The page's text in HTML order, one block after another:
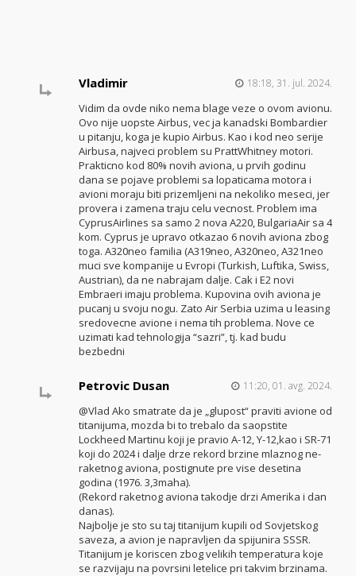
Vladimir 18:18, 31. jul. 2024.
Vidim da ovde niko nema blage veze o ovom avionu.
Ovo nije uopste Airbus, vec ja kanadski Bombardier
u pitanju, koga je kupio Airbus. Kao i kod neo serije
Airbusa, najveci problem su PrattWhitney motori.
Prakticno kod 80% novih aviona, u prvih godinu
dana se pojave problemi sa lopaticama motora i
avioni moraju biti prizemljeni na nekoliko meseci, jer
provera i zamena traju celu vecnost. Problem ima
CyprusAirlines sa samo 2 nova A220, BulgariaAir sa 4
kom. Cyprus je upravo otkazao 6 novih aviona zbog
toga. A320neo familia (A319neo, A320neo, A321neo
muci sve kompanije u Evropi (Turkish, Luftika, Swiss,
Austrian), da ne nabrajam dalje. Cak i E2 novi
Embraeri imaju problema. Kupovina ovih aviona je
pucanj u svoju nogu. Zato Air Serbia uzima u leasing
sredovecne avione i nema tih problema. Nove ce
uzimati kad tehnologija “sazri”, tj. kad budu
bezbedni
Petrovic Dusan 11:20, 01. avg. 2024.
@Vlad Ako smatrate da je „glupost“ praviti avione od
titanijuma, mozda bi to trebalo da saopstite
Lockheed Martinu koji je pravio A-12, Y-12,kao i SR-71
koji do 2024 i dalje drze rekord brzine mlaznog ne-
raketnog aviona, postignute pre vise desetina
godina (1976. 3,3maha).
(Rekord raketnog aviona takodje drzi Amerika i dan
danas).
Najbolje je sto su taj titanijum kupili od Sovjetskog
saveza, a avion je napravljen da spijunira SSSR.
Titanijum je koriscen zbog velikih temperatura koje
se razvijaju na povrsini letelice pri takvim brzinama.